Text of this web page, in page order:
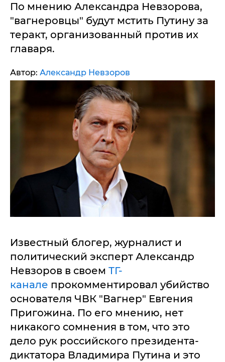
По мнению Александра Невзорова,
"вагнеровцы" будут мстить Путину за
теракт, организованный против их
главаря.
Автор: Александр Невзоров
Известный блогер, журналист и
политический эксперт Александр
Невзоров в своем ТГ-
канале прокомментировал убийство
основателя ЧВК "Вагнер" Евгения
Пригожина. По его мнению, нет
никакого сомнения в том, что это
дело рук российского президента-
диктатора Владимира Путина и это